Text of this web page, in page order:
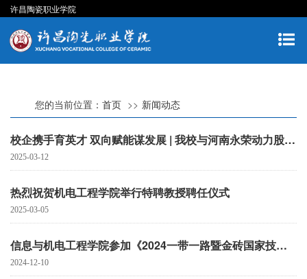
许昌陶瓷职业学院
您的当前位置： 首页 新闻动态
校企携手育英才 双向赋能谋发展 | 我校与河南永荣动力股份有限公司共建校企研发中心和校外实习实训基地
2025-03-12
热烈祝贺机电工程学院举行特聘教授聘任仪式
2025-03-05
信息与机电工程学院参加《2024一带一路暨金砖国家技能发展与技术创新大赛》荣获国内总决赛三等奖
2024-12-10